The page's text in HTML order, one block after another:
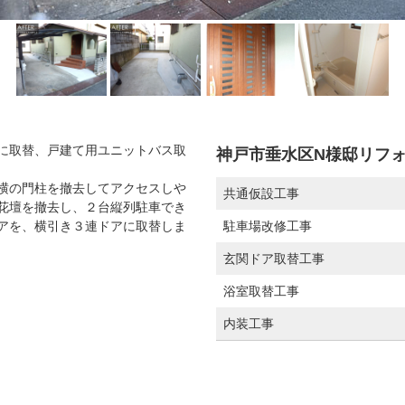
取替、戸建て用ユニットバス取
の門柱を撤去してアクセスしや
壇を撤去し、２台縦列駐車でき
を、横引き３連ドアに取替しま
神戸市垂水区N様邸リ
共通仮設工事
駐車場改修工事
玄関ドア取替工事
浴室取替工事
内装工事